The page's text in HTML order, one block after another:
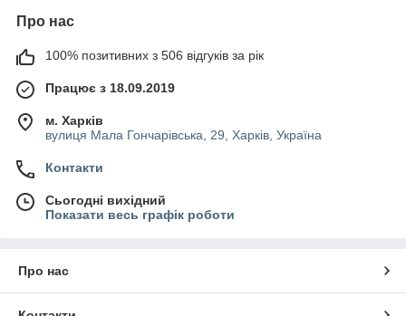
Про нас
100% позитивних з 506 відгуків за рік
Працює з 18.09.2019
м. Харків
вулиця Мала Гончарівська, 29, Харків, Україна
Контакти
Сьогодні вихідний
Показати весь графік роботи
Про нас